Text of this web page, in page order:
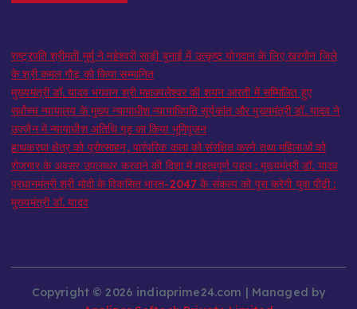
राष्ट्रपति श्रीमती मुर्मु ने महेश्वरी साड़ी बुनाई में उत्कृष्ट योगदान के लिए खरगोन जिले
के श्री कमल गौड़ को किया सम्मानित
मुख्यमंत्री डॉ. यादव भगवान श्री महाकालेश्‍वर की शयन आरती में सम्मिलित हुए
सर्वोच्च न्यायालय के मुख्‍य न्‍यायाधीश न्यायाधिपति सूर्यकांत और मुख्यमंत्री डॉ. यादव ने
उज्जैन में न्यायाधीश अतिथि गृह का किया भूमिपूजन
हाथकरघा क्षेत्र को प्रोत्साहन, पारंपरिक कला को संरक्षित करने तथा महिलाओं को
रोजगार के अवसर उपलब्धर करवाने की दिशा में महत्वपूर्ण पहल : मुख्यमंत्री डॉ. यादव
प्रधानमंत्री श्री मोदी के विकसित भारत-2047 के संकल्प को पूरा करेगी युवा पीढ़ी :
मुख्यमंत्री डॉ. यादव
Copyright © 2026 indiaprime24.com | Managed by